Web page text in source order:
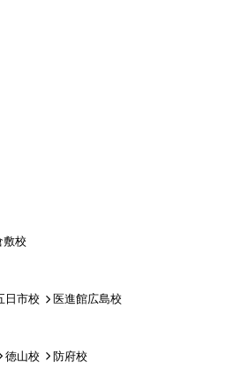
敷校
日市校 医進館広島校
徳山校 防府校